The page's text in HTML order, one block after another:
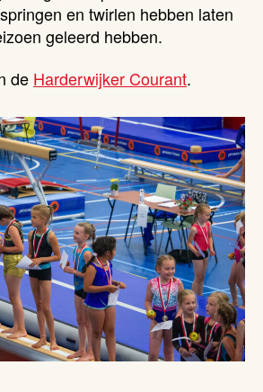
en twirlen hebben laten
geleerd hebben.
de Harderwijker Courant.